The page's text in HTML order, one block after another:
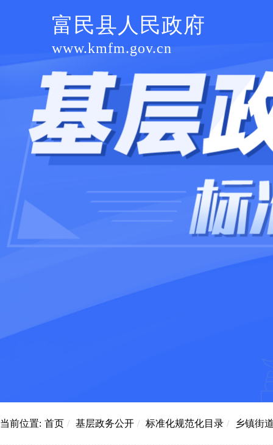
富民县人民政府
www.kmfm.gov.cn
当前位置: 首页 / 基层政务公开 / 标准化规范化目录 / 乡镇街